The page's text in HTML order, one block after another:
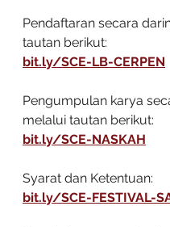
Pendaftaran secara
tautan berikut:
bit.ly/SCE-LB-CERPEN
Pengumpulan karya
melalui tautan berikut:
bit.ly/SCE-NASKAH
Syarat dan Ketentuan:
bit.ly/SCE-FESTIVAL-